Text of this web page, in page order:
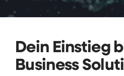
Dein Einstieg
Business